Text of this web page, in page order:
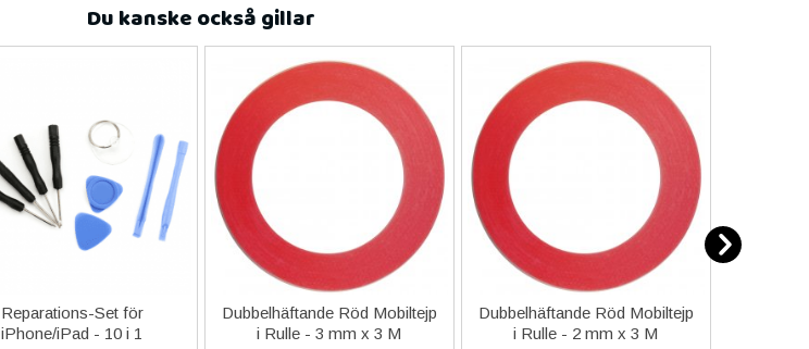
Du kanske också gillar
Reparations-Set för
iPhone/iPad - 10 i 1
Dubbelhäftande Röd Mobiltejp
i Rulle - 3 mm x 3 M
Dubbelhäftande Röd Mobiltejp
i Rulle - 2 mm x 3 M